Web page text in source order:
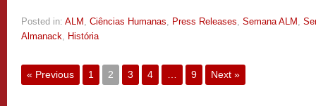
Posted in: ALM , Ciências Humanas, Press Releases, Semana ALM ,
Almanack, História
« Previous 1 2 3 4 9 Next »